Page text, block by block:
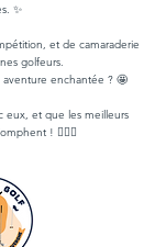
✨
et de camaraderie
golfeurs.
enchantée ? 🤩
eux, et que les meilleurs
! 🏌️‍♂️🌟